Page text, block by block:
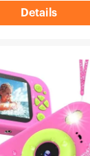
grün
Details
,HiMont